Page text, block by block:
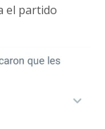
el partido